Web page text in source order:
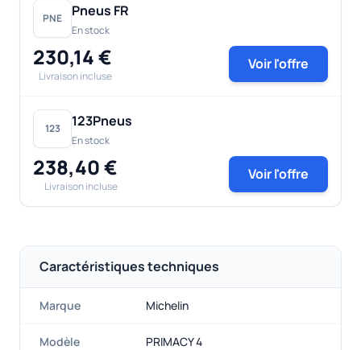
PNE Pneus FR
En stock
230,14 €
Livraison incluse
Voir l'offre
123 123Pneus
En stock
238,40 €
Livraison incluse
Voir l'offre
Caractéristiques techniques
Marque Michelin
Modèle PRIMACY 4